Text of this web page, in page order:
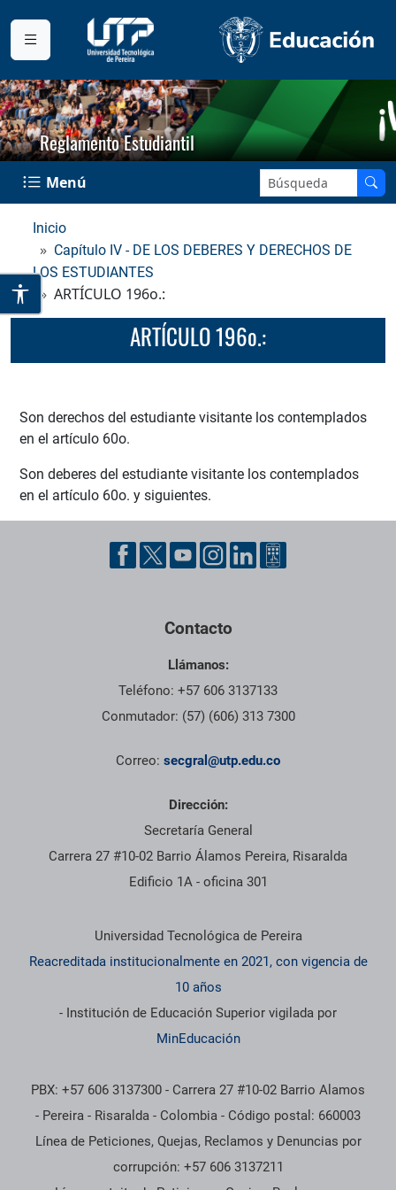
Reglamento Estudiantil
Menú Buscar en el sitio:
Inicio
Capítulo IV - DE LOS DEBERES Y DERECHOS DE
LOS ESTUDIANTES
ARTÍCULO 196o.:
ARTÍCULO 196o.:
Son derechos del estudiante visitante los contemplados
en el artículo 60o.
Son deberes del estudiante visitante los contemplados
en el artículo 60o. y siguientes.
Pie de página con información de contacto, redes sociales y
Contacto
Llámanos:
Teléfono: +57 606 3137133
Conmutador: (57) (606) 313 7300
Correo: secgral@utp.edu.co
Dirección:
Secretaría General
Carrera 27 #10-02 Barrio Álamos Pereira, Risaralda
Edificio 1A - oficina 301
Información institucional
Universidad Tecnológica de Pereira
Reacreditada institucionalmente en 2021, con vigencia de
10 años
- Institución de Educación Superior vigilada por
MinEducación
PBX: +57 606 3137300 - Carrera 27 #10-02 Barrio Alamos
- Pereira - Risaralda - Colombia - Código postal: 660003
Línea de Peticiones, Quejas, Reclamos y Denuncias por
corrupción: +57 606 3137211